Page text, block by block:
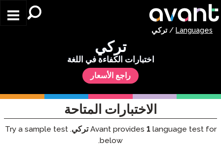
Skip to main content
Languages
/تركي
تركي
اختبارات الكفاءة في اللغة
راجع الأسعار
الاختبارات المتاحة
Avant provides 1language test for تركي . Try a sample test
below.